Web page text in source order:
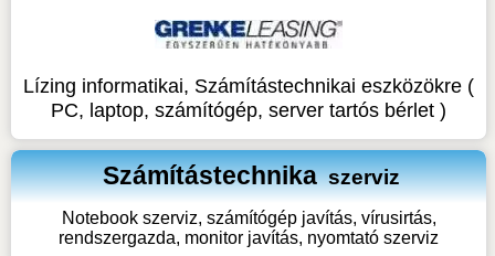
Lízing informatikai, Számítástechnikai eszközökre (
PC, laptop, számítógép, server tartós bérlet )
Számítástechnika szerviz
Notebook szerviz, számítógép javítás, vírusirtás,
rendszergazda, monitor javítás, nyomtató szerviz